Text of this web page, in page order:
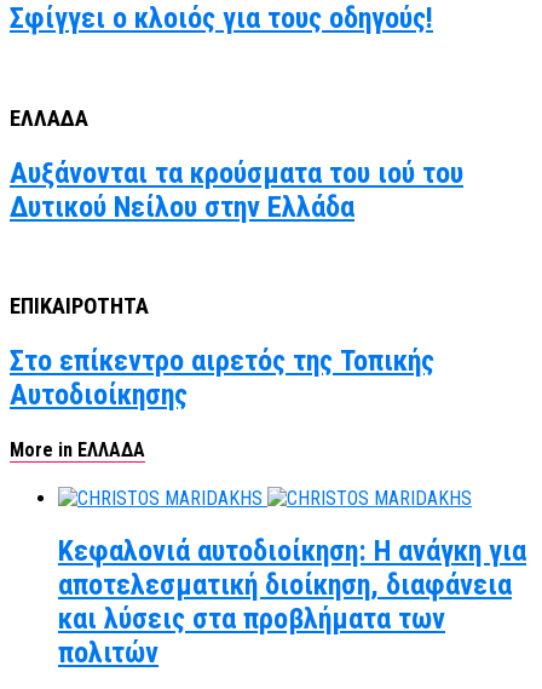
Σφίγγει ο κλοιός για τους οδηγούς!
ΕΛΛΑΔΑ
Αυξάνονται τα κρούσματα του ιού του
Δυτικού Νείλου στην Ελλάδα
ΕΠΙΚΑΙΡΟΤΗΤΑ
Στο επίκεντρο αιρετός της Τοπικής
Αυτοδιοίκησης
More in ΕΛΛΑΔΑ
Κεφαλονιά αυτοδιοίκηση: Η ανάγκη για
αποτελεσματική διοίκηση, διαφάνεια
και λύσεις στα προβλήματα των
πολιτών